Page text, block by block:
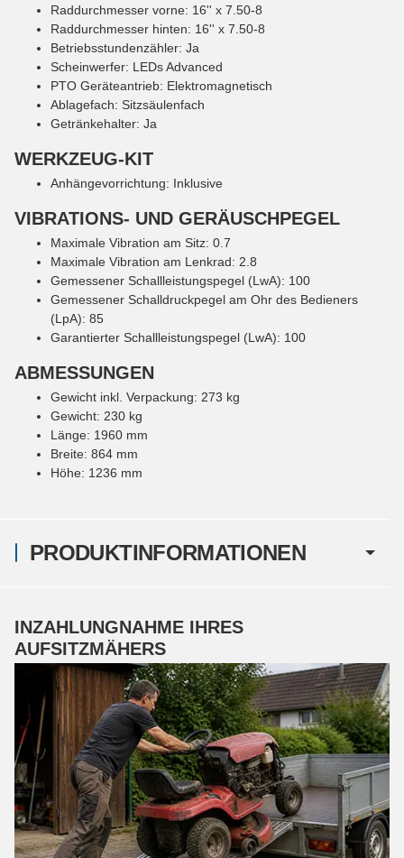
PRODUKTINFORMATIONEN
Raddurchmesser vorne: 16'' x 7.50-8
Raddurchmesser hinten: 16'' x 7.50-8
Betriebsstundenzähler: Ja
Scheinwerfer: LEDs Advanced
PTO Geräteantrieb: Elektromagnetisch
Ablagefach: Sitzsäulenfach
Getränkehalter: Ja
WERKZEUG-KIT
Anhängevorrichtung: Inklusive
VIBRATIONS- UND GERÄUSCHPEGEL
Maximale Vibration am Sitz: 0.7
Maximale Vibration am Lenkrad: 2.8
Gemessener Schallleistungspegel (LwA): 100
Gemessener Schalldruckpegel am Ohr des Bedieners
(LpA): 85
Garantierter Schallleistungspegel (LwA): 100
ABMESSUNGEN
Gewicht inkl. Verpackung: 273 kg
Gewicht: 230 kg
Länge: 1960 mm
Breite: 864 mm
Höhe: 1236 mm
INZAHLUNGNAHME IHRES
AUFSITZMÄHERS